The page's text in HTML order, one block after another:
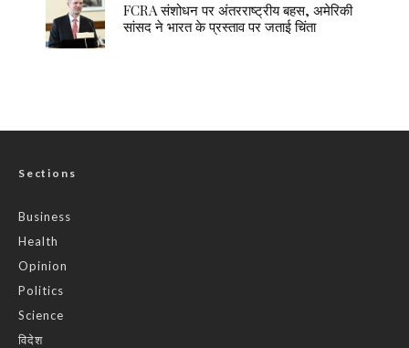
FCRA संशोधन पर अंतरराष्ट्रीय बहस, अमेरिकी
सांसद ने भारत के प्रस्ताव पर जताई चिंता
Sections
Business
Health
Opinion
Politics
Science
विदेश